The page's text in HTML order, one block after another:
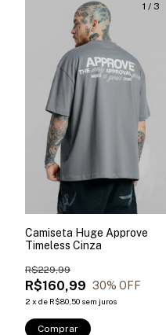
1 / 3
Camiseta Huge Approve
Timeless Cinza
R$160,99
R$229,99
30% OFF
2 x de R$80,50 sem juros
Comprar